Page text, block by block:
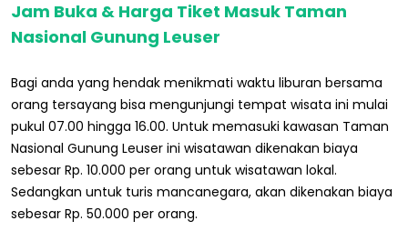
Jam Buka & Harga Tiket Masuk Taman
Nasional Gunung Leuser
Bagi anda yang hendak menikmati waktu liburan bersama
orang tersayang bisa mengunjungi tempat wisata ini mulai
pukul 07.00 hingga 16.00. Untuk memasuki kawasan Taman
Nasional Gunung Leuser ini wisatawan dikenakan biaya
sebesar Rp. 10.000 per orang untuk wisatawan lokal.
Sedangkan untuk turis mancanegara, akan dikenakan biaya
sebesar Rp. 50.000 per orang.